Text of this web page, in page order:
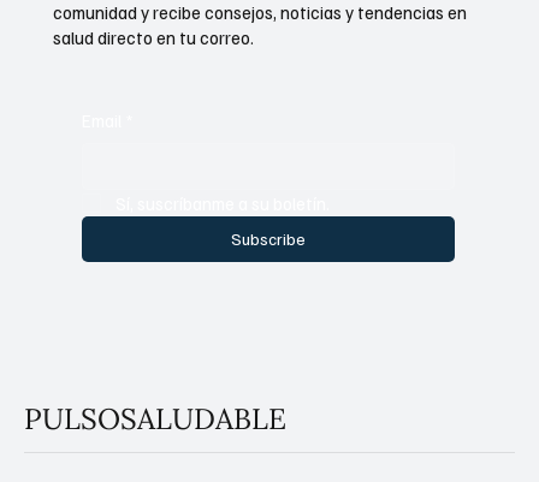
Subscribe
comunidad y recibe consejos, noticias y tendencias en
salud directo en tu correo.
PULSOSALUDABLE